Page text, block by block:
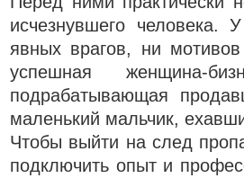
исчезнувшего
явных врагов, ни
успешная женщина-
подрабатывающая
маленький мальчик,
Чтобы выйти на след
подключить опыт и